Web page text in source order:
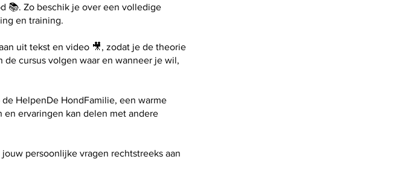
📚. Zo beschik je over een volledige
en training.
uit tekst en video 🎥, zodat je de theorie
cursus volgen waar en wanneer je wil,
HelpenDe HondFamilie, een warme
ervaringen kan delen met andere
persoonlijke vragen rechtstreeks aan